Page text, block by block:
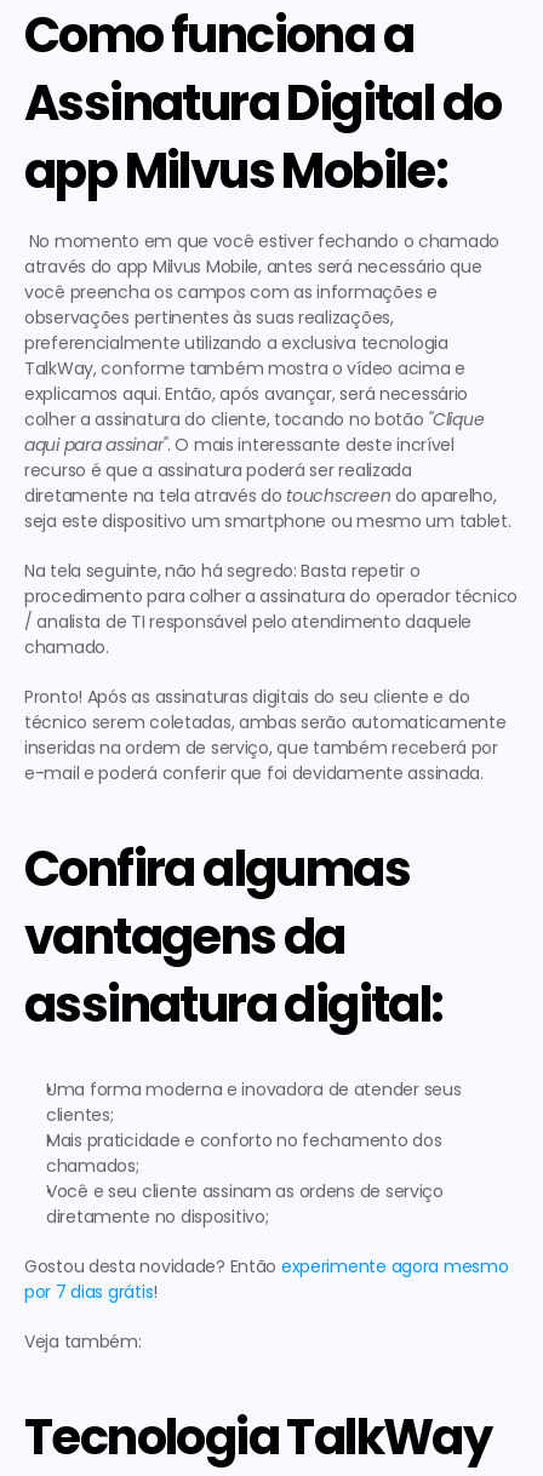
Como funciona a
Assinatura Digital do
app Milvus Mobile:
através do app Milvus Mobile, antes será necessário que
você preencha os campos com as informações e
observações pertinentes às suas realizações,
TalkWay, conforme também mostra o vídeo acima e
explicamos aqui. Então, após avançar, será necessário
colher a assinatura do cliente, tocando no botão "Clique
aqui para assinar". O mais interessante deste incrível
recurso é que a assinatura poderá ser realizada
diretamente na tela através do touchscreen do aparelho,
seja este dispositivo um smartphone ou mesmo um tablet.
Na tela seguinte, não há segredo: Basta repetir o
procedimento para colher a assinatura do operador técnico
/ analista de TI responsável pelo atendimento daquele
chamado.
Pronto! Após as assinaturas digitais do seu cliente e do
técnico serem coletadas, ambas serão automaticamente
inseridas na ordem de serviço, que também receberá por
e-mail e poderá conferir que foi devidamente assinada.
Confira algumas
vantagens da
assinatura digital:
Uma forma moderna e inovadora de atender seus
clientes;
Mais praticidade e conforto no fechamento dos
chamados;
diretamente no dispositivo;
Gostou desta novidade? Então experimente agora mesmo
por 7 dias grátis!
Veja também:
Tecnologia TalkWay